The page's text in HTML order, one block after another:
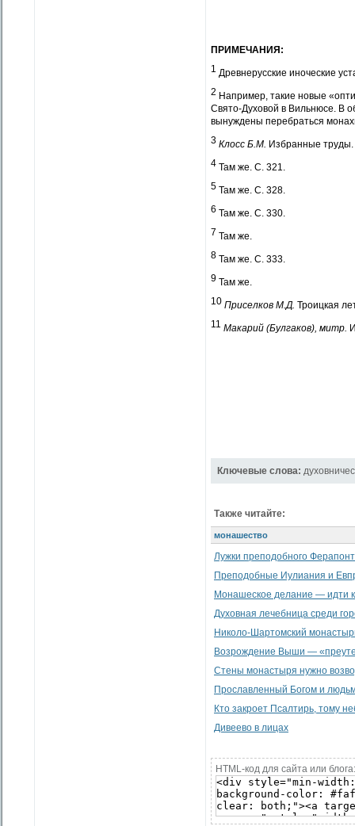
ПРИМЕЧАНИЯ:
1 Древнерусские иноческие
2 Например, такие новые
Свято-Духовой в Вильнюсе. В
вынуждены перебраться
3 Клосс Б.М. Избранные
4 Там же. С. 321.
5 Там же. С. 328.
6 Там же. С. 330.
7 Там же.
8 Там же. С. 333.
9 Там же.
10 Приселков М.Д. Троицкая
11 Макарий (Булгаков), митр.
Ключевые слова:
Также читайте:
монашество
Лужки преподобного
Преподобные Иулиания и
Монашеское делание — идти
Духовная лечебница среди
Николо-Шартомский
Возрождение Выши —
Стены монастыря нужно
Прославленный Богом и
Кто закроет Псалтирь, тому
Дивеево в лицах
HTML-код для сайта или блога: